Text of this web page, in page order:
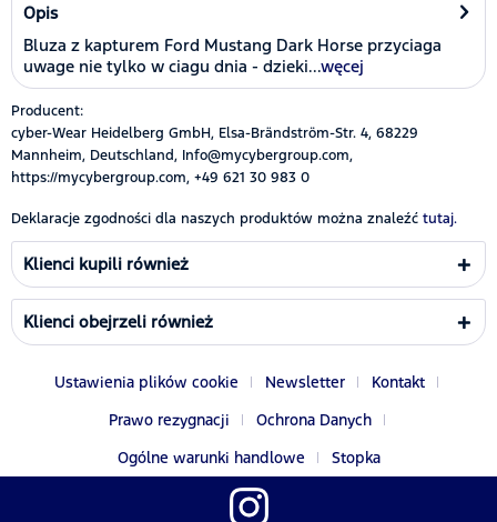
Opis
Bluza z kapturem Ford Mustang Dark Horse przyciaga
uwage nie tylko w ciagu dnia - dzieki...węcej
Producent:
cyber-Wear Heidelberg GmbH, Elsa-Brändström-Str. 4, 68229
Mannheim, Deutschland, Info@mycybergroup.com,
https://mycybergroup.com, +49 621 30 983 0
Deklaracje zgodności dla naszych produktów można znaleźć tutaj.
Klienci kupili również
Klienci obejrzeli również
Ustawienia plików cookie Newsletter
Kontakt
Prawo rezygnacji
Ochrona Danych
Ogólne warunki handlowe
Stopka